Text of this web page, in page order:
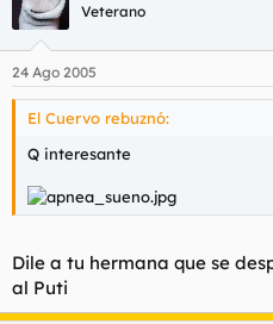
Veterano
24 Ago 2005
El Cuervo rebuznó:
Q interesante
Dile a tu hermana que se
al Puti